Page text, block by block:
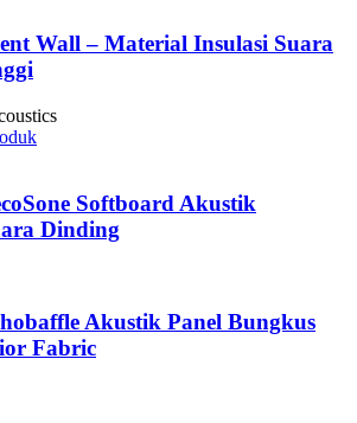
Wall – Material Insulasi Suara
Softboard Akustik
Dinding
Akustik Panel Bungkus
Fabric